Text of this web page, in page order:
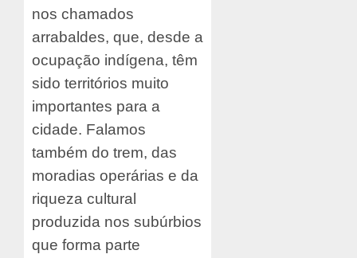
nos chamados
arrabaldes, que, desde a
ocupação indígena, têm
sido territórios muito
importantes para a
cidade. Falamos
também do trem, das
moradias operárias e da
riqueza cultural
produzida nos subúrbios
que forma parte